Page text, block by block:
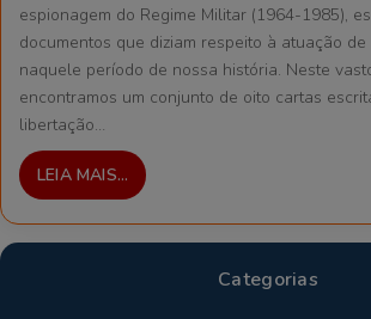
espionagem do Regime Militar (1964-1985),
documentos que diziam respeito à atuação
naquele período de nossa história. Neste
encontramos um conjunto de oito cartas
libertação…
LEIA MAIS...
Categorias